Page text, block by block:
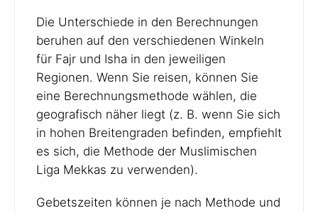
Die Unterschiede in den Berechnungen
beruhen auf den verschiedenen Winkeln
für Fajr und Isha in den jeweiligen
Regionen. Wenn Sie reisen, können Sie
eine Berechnungsmethode wählen, die
geografisch näher liegt (z. B. wenn Sie sich
in hohen Breitengraden befinden, empfiehlt
es sich, die Methode der Muslimischen
Liga Mekkas zu verwenden).
Gebetszeiten können je nach Methode und